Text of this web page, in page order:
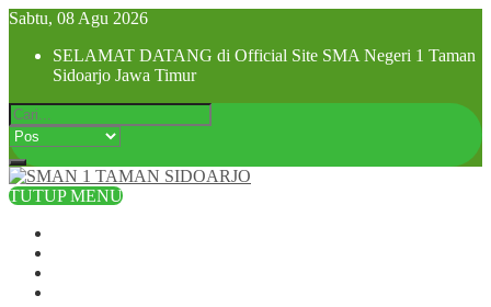
Sabtu, 08 Agu 2026
SELAMAT DATANG di Official Site SMA Negeri 1 Taman
Sidoarjo Jawa Timur
TUTUP MENU